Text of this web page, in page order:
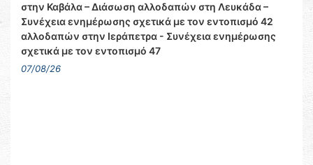
στην Καβάλα – Διάσωση αλλοδαπών στη Λευκάδα –
Συνέχεια ενημέρωσης σχετικά με τον εντοπισμό 42
αλλοδαπών στην Ιεράπετρα - Συνέχεια ενημέρωσης
σχετικά με τον εντοπισμό 47
07/08/26